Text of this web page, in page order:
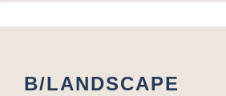
B/LANDSCAPE